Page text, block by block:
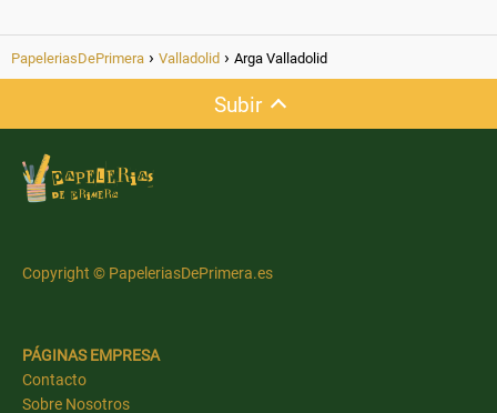
PapeleriasDePrimera Valladolid Arga Valladolid
Subir
Copyright © PapeleriasDePrimera.es
PÁGINAS EMPRESA
Contacto
Sobre Nosotros